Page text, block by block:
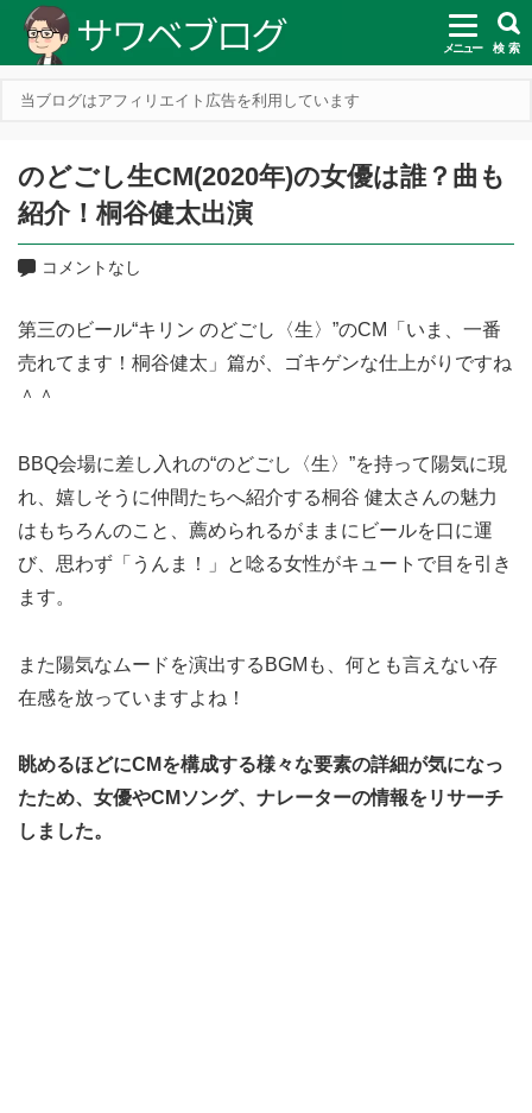
メニュー 検 索
当ブログはアフィリエイト広告を利用しています
のどごし生CM(2020年)の女優は誰？曲も
紹介！桐谷健太出演
コメントなし
第三のビール“キリン のどごし〈生〉”のCM「いま、一番
売れてます！桐谷健太」篇が、ゴキゲンな仕上がりですね
＾＾
BBQ会場に差し入れの“のどごし〈生〉”を持って陽気に現
れ、嬉しそうに仲間たちへ紹介する桐谷 健太さんの魅力
はもちろんのこと、薦められるがままにビールを口に運
び、思わず「うんま！」と唸る女性がキュートで目を引き
ます。
また陽気なムードを演出するBGMも、何とも言えない存
在感を放っていますよね！
眺めるほどにCMを構成する様々な要素の詳細が気になっ
たため、女優やCMソング、ナレーターの情報をリサーチ
しました。